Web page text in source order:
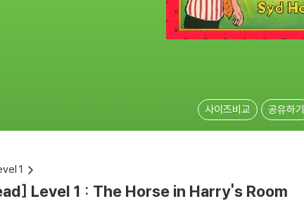
사이즈비교 공유하기
1
Level 1 : The Horse in Harry's Room